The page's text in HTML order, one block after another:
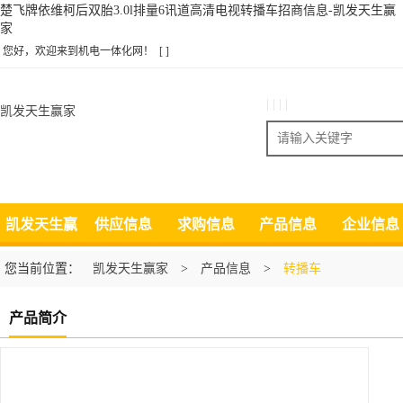
楚飞牌依维柯后双胎3.0l排量6讯道高清电视转播车招商信息-凯发天生赢
家
您好，欢迎来到机电一体化网！ [ ]
凯发天生赢家
搜索
凯发天生赢
家
供应信息 求购信息 产品信息 企业信息
您当前位置： 凯发天生赢家 > 产品信息 > 转播车
产品简介